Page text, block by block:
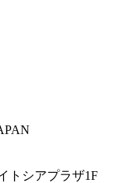
JAPAN
トシアプラザ1F